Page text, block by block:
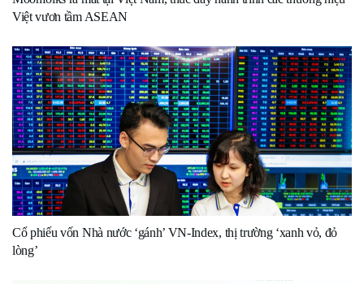
Việt vươn tầm ASEAN
Cổ phiếu vốn Nhà nước ‘gánh’ VN-Index, thị trường ‘xanh vỏ, đỏ
lòng’